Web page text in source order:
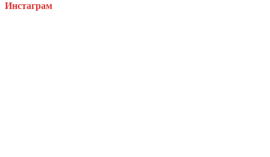
Инстаграм